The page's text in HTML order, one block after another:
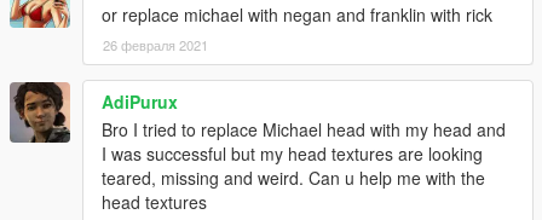
or replace michael with negan and franklin with rick
26 февраля 2021
AdiPurux
Bro I tried to replace Michael head with my head and
I was successful but my head textures are looking
teared, missing and weird. Can u help me with the
head textures